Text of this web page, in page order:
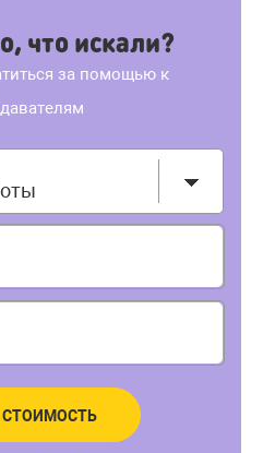
что искали?
за помощью к
СТОИМОСТЬ